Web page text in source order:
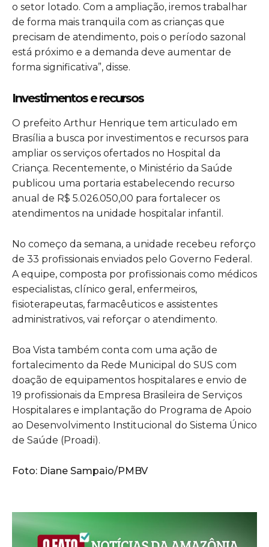
o setor lotado. Com a ampliação, iremos trabalhar
de forma mais tranquila com as crianças que
precisam de atendimento, pois o período sazonal
está próximo e a demanda deve aumentar de
forma significativa”, disse.
Investimentos e recursos
O prefeito Arthur Henrique tem articulado em
Brasília a busca por investimentos e recursos para
ampliar os serviços ofertados no Hospital da
Criança. Recentemente, o Ministério da Saúde
publicou uma portaria estabelecendo recurso
anual de R$ 5.026.050,00 para fortalecer os
atendimentos na unidade hospitalar infantil.
No começo da semana, a unidade recebeu reforço
de 33 profissionais enviados pelo Governo Federal.
A equipe, composta por profissionais como médicos
especialistas, clínico geral, enfermeiros,
fisioterapeutas, farmacêuticos e assistentes
administrativos, vai reforçar o atendimento.
Boa Vista também conta com uma ação de
fortalecimento da Rede Municipal do SUS com
doação de equipamentos hospitalares e envio de
19 profissionais da Empresa Brasileira de Serviços
Hospitalares e implantação do Programa de Apoio
ao Desenvolvimento Institucional do Sistema Único
de Saúde (Proadi).
Foto: Diane Sampaio/PMBV